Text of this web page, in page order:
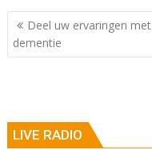
Berichtnavigatie
Deel uw ervaringen met
dementie
LIVE RADIO